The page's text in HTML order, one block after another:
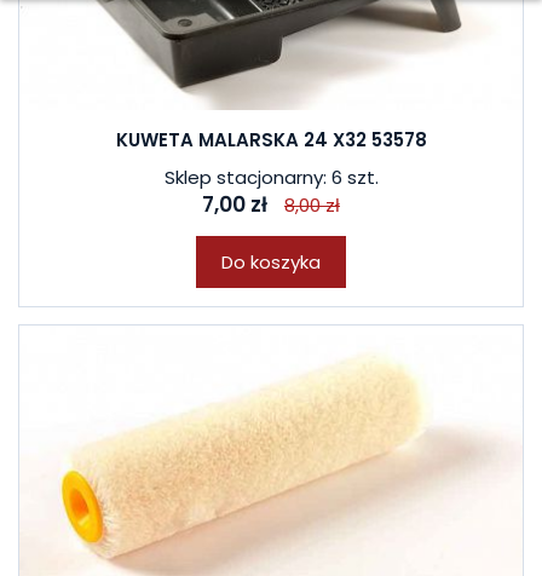
KUWETA MALARSKA 24 X32 53578
Sklep stacjonarny: 6 szt.
7,00 zł 8,00 zł
Do koszyka